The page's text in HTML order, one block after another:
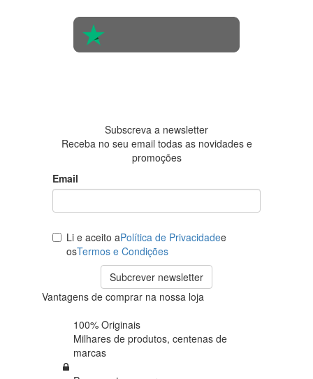
Subscreva a newsletter
Receba no seu email todas as novidades e
promoções
Email
Li e aceito aPolítica de Privacidadee
osTermos e Condições
Subcrever newsletter
Vantagens de comprar na nossa loja
100% Originais
Milhares de produtos, centenas de
marcas